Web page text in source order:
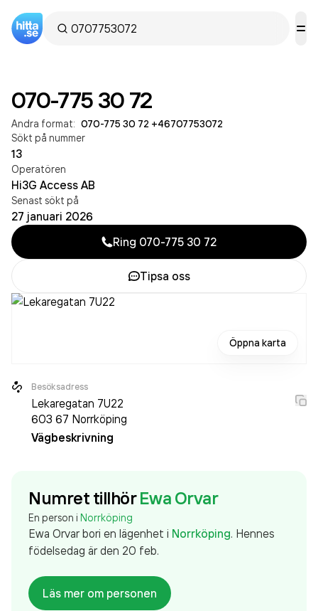
070-775 30 72
Andra format: 070-775 30 72 +46707753072
Sökt på nummer
13
Operatören
Hi3G Access AB
Senast sökt på
27 januari 2026
Ring 070-775 30 72
Tipsa oss
Öppna karta
Besöksadress
Lekaregatan 7U22
603 67 Norrköping
Vägbeskrivning
Numret tillhör Ewa Orvar
En person i Norrköping
Ewa Orvarbori en lägenhet i Norrköping. Hennes
födelsedag är den 20 feb.
Läs mer om personen